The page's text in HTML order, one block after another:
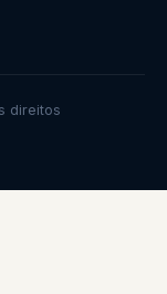
direitos